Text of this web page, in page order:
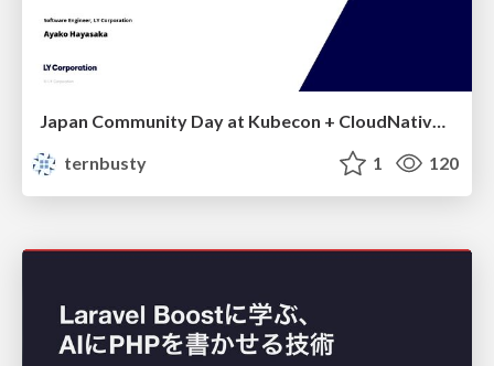
Japan Community Day at Kubecon + CloudNativeCon Japan 2026: Learning Container Privilege Control by Building My Own Low-Level Container Runtime
ternbusty
1 120